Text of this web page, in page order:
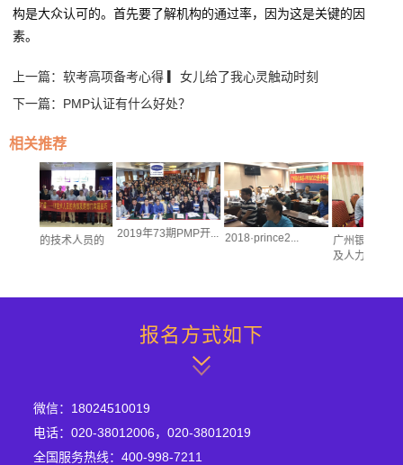
构是大众认可的。首先要了解机构的通过率，因为这是关键的因
素。
上一篇：软考高项备考心得 ▎女儿给了我心灵触动时刻
下一篇： PMP认证有什么好处？
相关推荐
2019年73期PMP开... 2018·prince2...
广州银行市场营销部
报名方式如下
微信：18024510019
电话：020-38012006，020-38012019
全国服务热线：400-998-7211